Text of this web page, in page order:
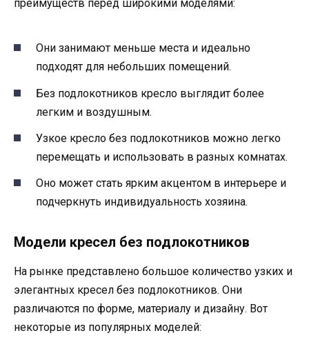
преимуществ перед широкими моделями:
Они занимают меньше места и идеально
подходят для небольших помещений.
Без подлокотников кресло выглядит более
легким и воздушным.
Узкое кресло без подлокотников можно легко
перемещать и использовать в разных комнатах.
Оно может стать ярким акцентом в интерьере и
подчеркнуть индивидуальность хозяина.
Модели кресел без подлокотников
На рынке представлено большое количество узких и
элегантных кресел без подлокотников. Они
различаются по форме, материалу и дизайну. Вот
некоторые из популярных моделей: